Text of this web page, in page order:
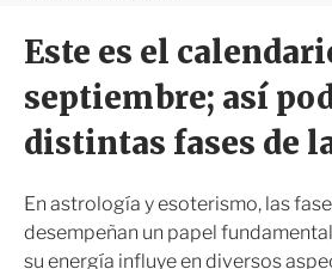
Este es el
septiembre; así
distintas fases de
En astrología y esoterismo, las
desempeñan un papel
su energía influye en diversos